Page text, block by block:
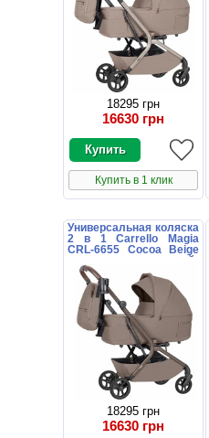
18295 грн
16630 грн
Купить в 1 клик
Универсальная коляска
2 в 1 Carrello Magia
CRL-6655 Cocoa Beige
коричневая с сумочкой
18295 грн
16630 грн